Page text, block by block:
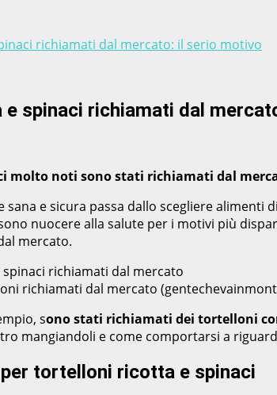
richiamati dal mercato: il serio motivo
spinaci richiamati dal
molto noti sono stati richiamati dal
sana e sicura passa dallo scegliere
nuocere alla salute per i motivi più
mercato.
richiamati dal mercato
sono stati richiamati dei tortelloni
mangiandoli e come comportarsi a
tortelloni ricotta e spinaci